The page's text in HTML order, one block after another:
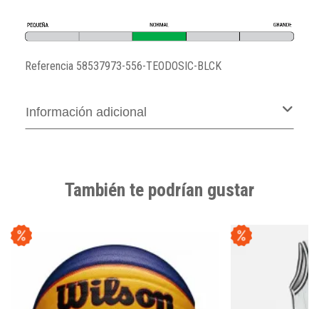
Referencia 58537973-556-TEODOSIC-BLCK
Información adicional
También te podrían gustar